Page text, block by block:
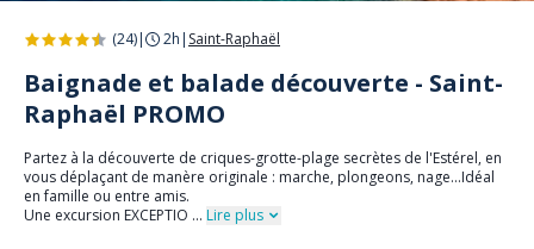
(24)| 2h | Saint-Raphaël
Baignade et balade découverte - Saint-
Raphaël PROMO
Partez à la découverte de criques-grotte-plage secrètes de l'Estérel, en
vous déplaçant de manère originale : marche, plongeons, nage...Idéal
en famille ou entre amis.
Une excursion EXCEPTIO ... Lire plus